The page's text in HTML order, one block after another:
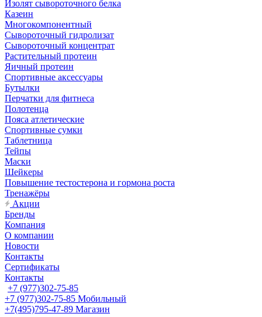
Изолят сывороточного белка
Казеин
Многокомпонентный
Сывороточный гидролизат
Сывороточный концентрат
Растительный протеин
Яичный протеин
Спортивные аксессуары
Бутылки
Перчатки для фитнеса
Полотенца
Пояса атлетические
Спортивные сумки
Таблетница
Тейпы
Маски
Шейкеры
Повышение тестостерона и гормона роста
Тренажёры
Акции
Бренды
Компания
О компании
Новости
Контакты
Сертификаты
Контакты
+7 (977)302-75-85
+7 (977)302-75-85 Мобильный
+7(495)795-47-89 Магазин